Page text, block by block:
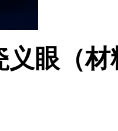
义眼（